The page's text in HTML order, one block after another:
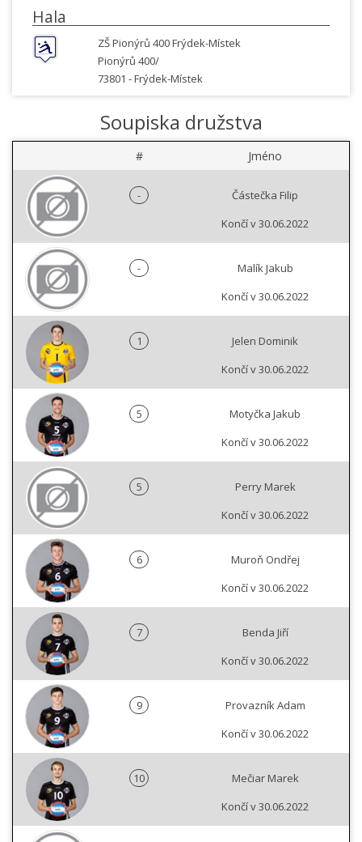
Hala
ZŠ Pionýrů 400 Frýdek-Místek
Pionýrů 400/
73801 -Frýdek-Místek
Soupiska družstva
# Jméno
-
Částečka Filip
Končí v 30.06.2022
-
Malík Jakub
Končí v 30.06.2022
1
Jelen Dominik
Končí v 30.06.2022
5
Motyčka Jakub
Končí v 30.06.2022
5
Perry Marek
Končí v 30.06.2022
6
Muroň Ondřej
Končí v 30.06.2022
7
Benda Jiří
Končí v 30.06.2022
9
Provazník Adam
Končí v 30.06.2022
10
Mečiar Marek
Končí v 30.06.2022